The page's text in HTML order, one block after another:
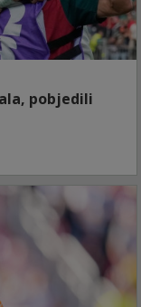
pobjedili